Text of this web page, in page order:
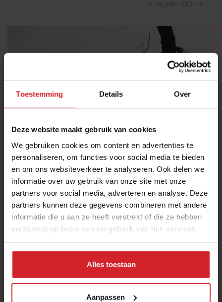
Toestemming Details Over
Deze website maakt gebruik van cookies
We gebruiken cookies om content en advertenties te
personaliseren, om functies voor social media te bieden
en om ons websiteverkeer te analyseren. Ook delen we
informatie over uw gebruik van onze site met onze
partners voor social media, adverteren en analyse. Deze
partners kunnen deze gegevens combineren met andere
informatie die u aan ze heeft verstrekt of die ze hebben
verzameld op basis van uw gebruik van hun services.
Alles toestaan
Aanpassen
19 mei 2015 2 min
Kromme pop-up
18 mei 2015 | 2 min